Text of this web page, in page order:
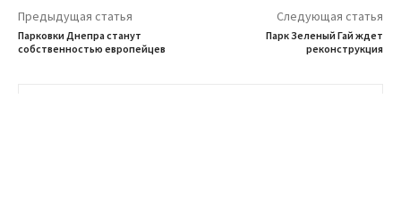
Предыдущая статья
Парковки Днепра станут
собственностью европейцев
Следующая статья
Парк Зеленый Гай ждет
реконструкция